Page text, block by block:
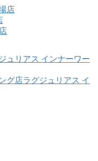
店
ュリアス インナーワー
ラグジュリアス イ